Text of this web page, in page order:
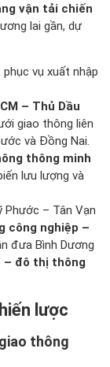
vận tải chiến
lai gần, dự
phục vụ xuất nhập
– Thủ Dầu
giao thông liên
và Đồng Nai.
thông minh
lưu lượng và
Phước – Tân Vạn
công nghiệp –
đưa Bình Dương
– đô thị thông
lược
thông